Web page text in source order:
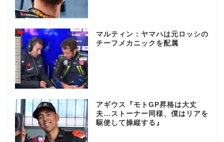
マルティン：ヤマハは元ロッシの
チーフメカニックを配属
アギウス『モトGP昇格は大丈
夫…ストーナー同様、僕はリアを
駆使して操縦する』